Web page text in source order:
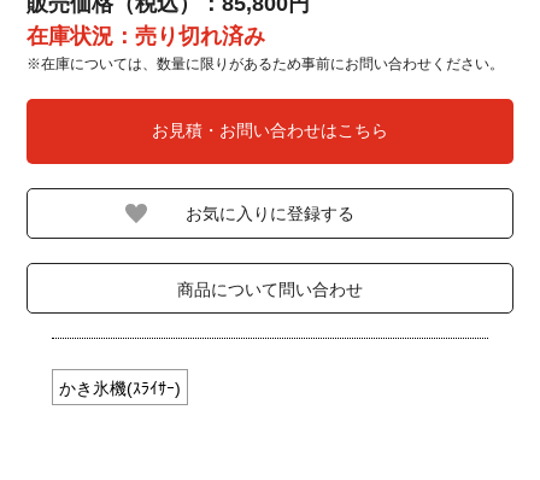
在庫状況：売り切れ済み
※在庫については、数量に限りがあるため事前にお問い合わせください。
お見積・お問い合わせはこちら
商品について問い合わせ
かき氷機(ｽﾗｲｻｰ)